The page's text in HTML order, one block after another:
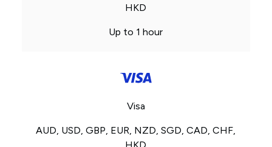
HKD
Up to 1 hour
Visa
AUD, USD, GBP, EUR, NZD, SGD, CAD, CHF,